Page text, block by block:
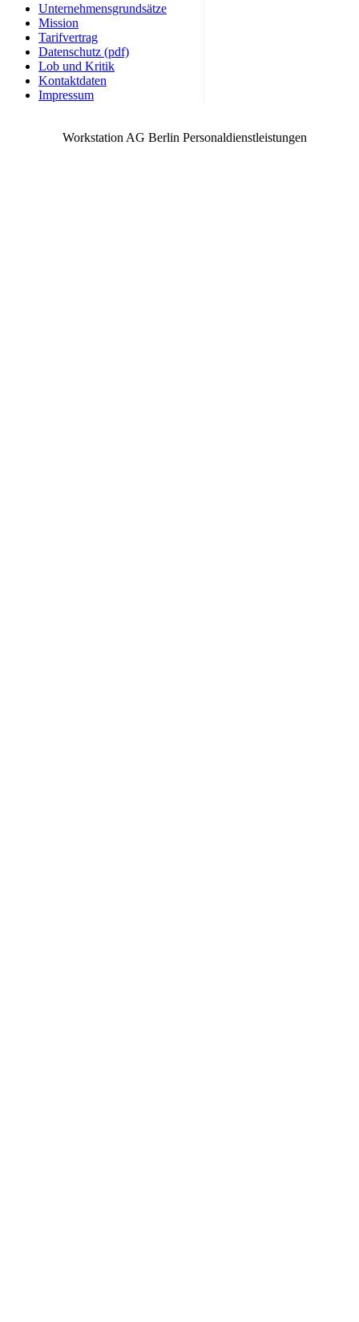
Unternehmensgrundsätze
Mission
Tarifvertrag
Datenschutz (pdf)
Lob und Kritik
Kontaktdaten
Impressum
Workstation AG Berlin Personaldienstleistungen